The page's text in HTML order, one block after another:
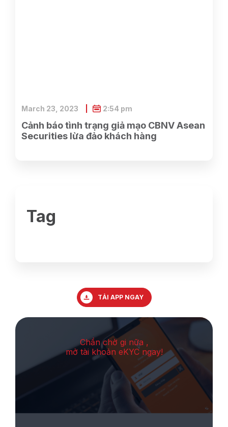
Cảnh báo tình trạng giả mạo CBNV Asean
Securities lừa đảo khách hàng
March 23, 2023 2:54 pm
Tag
TẢI APP NGAY
Chần chờ gi nữa ,
mở tài khoản eKYC ngay!